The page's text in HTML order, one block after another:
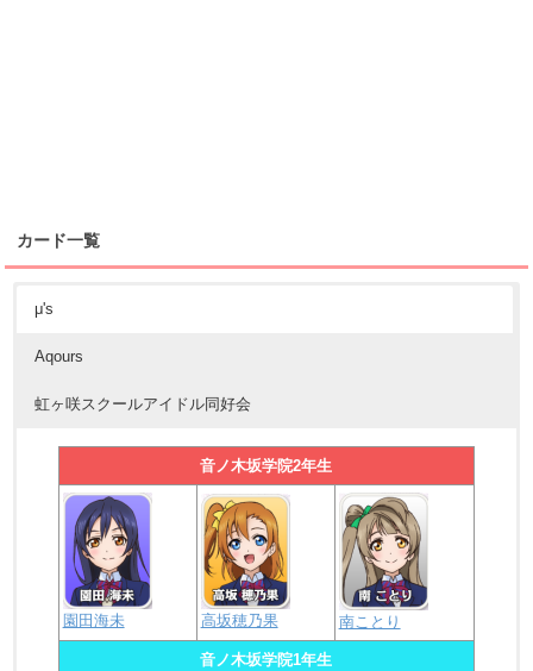
カード一覧
μ's
Aqours
虹ヶ咲スクールアイドル同好会
音ノ木坂学院2年生
園田海未 高坂穂乃果 南ことり
音ノ木坂学院1年生